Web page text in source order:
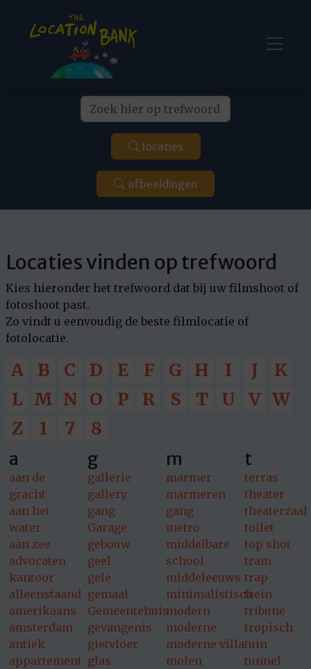
locaties
afbeeldingen
Locaties vinden op trefwoord
Kies hieronder het trefwoord dat bij uw filmshoot of
fotoshoot past.
Zo vindt u eenvoudig de beste filmlocatie of
fotolocatie.
A B C D E F G H I J
K
L M N O P R S T U V W
Z
1 7
8
a
aan de
gracht
aan het
water
aan zee
advocaten
kantoor
alleenstaand
amerikaans
amsterdam
antiek
appartement
g
gallerie
gallery
gang
Garage
gebouw
geel
gele
gemaal
Gemeentehuis
gevangenis
gietvloer
glas
m
marmer
marmeren
gang
metro
middelbare
school
middeleeuws
minimalistisch
modern
moderne
moderne villa
molen
t
terras
theater
theaterzaal
toilet
top shot
tram
trap
trein
tribune
tropisch
tuin
tunnel